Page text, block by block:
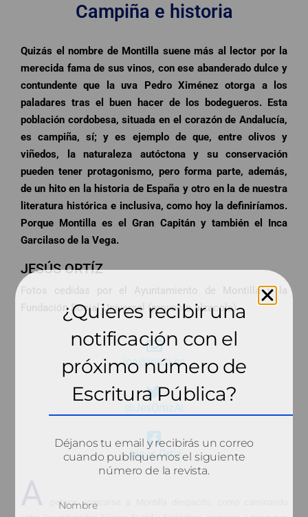
Campiña e historia
Quizás el nombre de Montilla suene más al lector por la
merecida fama de sus vinos, con ese abanderado dulce y
contundente que la uva Pedro Ximénez otorga a los
paladares tras el buen hacer de los bodegueros. Esta
población cordobesa, situada en el corazón de Andalucía,
es campiña, sí; y es ejemplo de que, entre olivos y
viñedos, la naturaleza autóctona y su conservación
pueden tener protagonismo, pero forma parte, además,
de un hito en la historia de España y otro en la de nuestra
literatura histórica e inclusiva, como hoy la definiríamos.
Porque Montilla es el Gran Capitán y también el Inca
Garcilaso de la Vega.
JESÚS ORTÍZ
Fotos cedidas por el Ayuntamiento de Montilla y la
Fundación Social Universal (proyecto alzacola).
joa@inico.es
@JesOrtizAl
Jesús Ortíz
A
petece acercarse a Montilla despacito, como caminando
¿Quieres recibir una
notificación con el
próximo número de
Escritura Pública?
Déjanos tu email y recibirás un correo
cuando publiquemos el siguiente
número de la revista.